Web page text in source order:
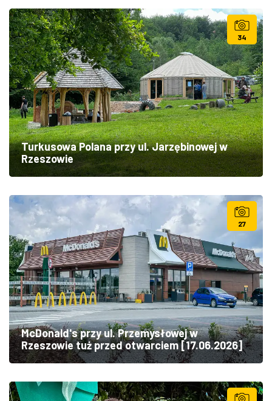
34
Turkusowa Polana przy ul. Jarzębinowej w
Rzeszowie
27
McDonald's przy ul. Przemysłowej w
Rzeszowie tuż przed otwarciem [17.06.2026]